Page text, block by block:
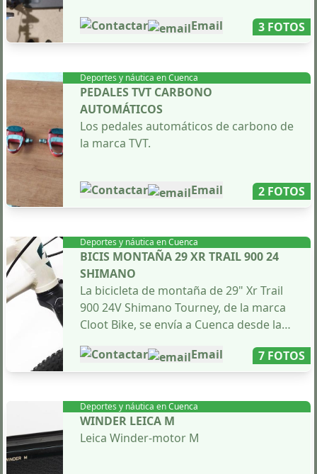
negociable.
Contactar Email 3 FOTOS
Deportes y náutica enCuenca
PEDALES TVT CARBONO
AUTOMÁTICOS
Los pedales automáticos de carbono de
la marca TVT.
Contactar Email 2 FOTOS
Deportes y náutica enCuenca
BICIS MONTAÑA 29 XR TRAIL 900 24
SHIMANO
La bicicleta de montaña de 29" Xr Trail
900 24V Shimano Tourney, de la marca
Cloot Bike, se envía a Cuenca desde las
Valencia. Cada bicicleta se ajusta
meticulosamente antes de la entrega.
Este modelo de bicicleta de montaña
cuenta con una horquilla de 100mm
con bloqueo, frenos hidráulicos y
Contactar Email 7 FOTOS
Deportes y náutica enCuenca
WINDER LEICA M
Leica Winder-motor M